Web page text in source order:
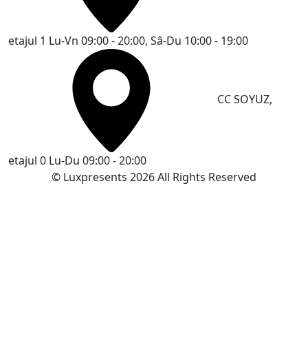
etajul 1 Lu-Vn 09:00 - 20:00, Sâ-Du 10:00 - 19:00
CC SOYUZ,
etajul 0 Lu-Du 09:00 - 20:00
© Luxpresents 2026 All Rights Reserved